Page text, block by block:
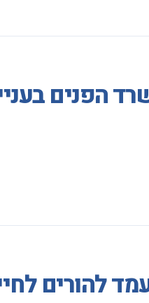
הפנים
להורים